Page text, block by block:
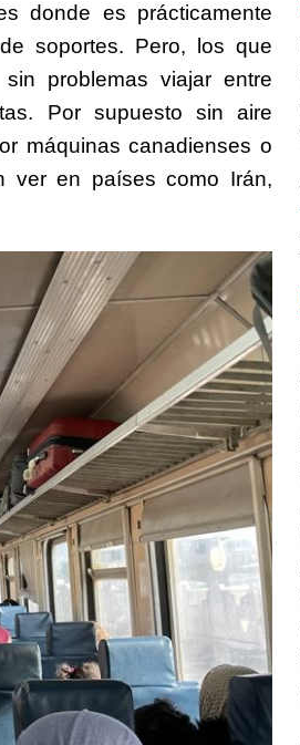
donde es prácticamente
soportes. Pero, los que
problemas viajar entre
Por supuesto sin aire
máquinas canadienses o
ver en países como Irán,